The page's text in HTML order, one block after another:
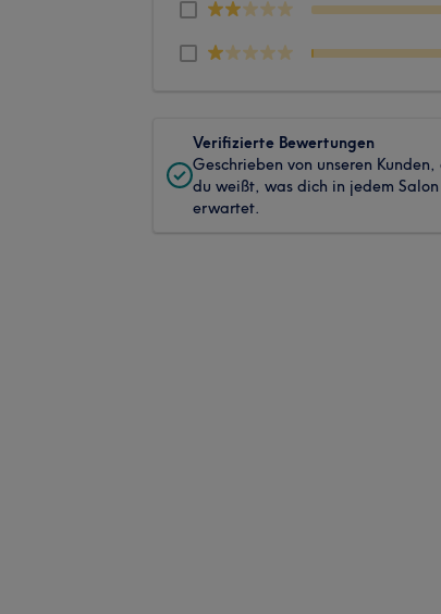
Verifizierte Bewertungen
Geschrieben von unseren
du weißt, was dich in jedem Salon
erwartet.